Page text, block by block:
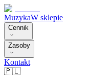
MuzykaW sklepie
Cennik
Zasoby
Kontakt
🇵🇱